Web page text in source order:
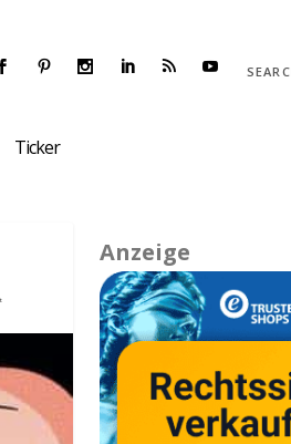
Ticker
Anzeige